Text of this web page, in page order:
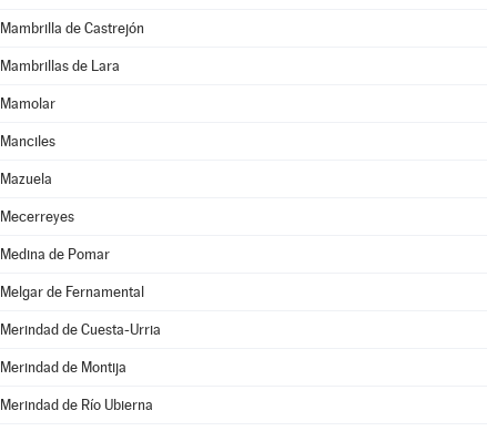
Mambrilla de Castrejón
Mambrillas de Lara
Mamolar
Manciles
Mazuela
Mecerreyes
Medina de Pomar
Melgar de Fernamental
Merindad de Cuesta-Urria
Merindad de Montija
Merindad de Río Ubierna